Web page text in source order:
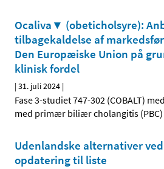
Ocaliva▼ (obeticholsyre):
tilbagekaldelse af
Den Europæiske Union på
klinisk fordel
|31. juli 2024 |
Fase 3-studiet 747-302 (COBALT)
med primær biliær cholangitis
Udenlandske alternativer
opdatering til liste